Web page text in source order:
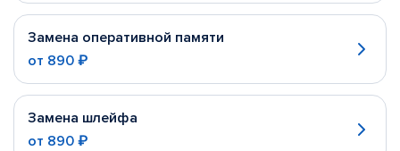
Замена оперативной памяти
от 890 ₽
Замена шлейфа
от 890 ₽